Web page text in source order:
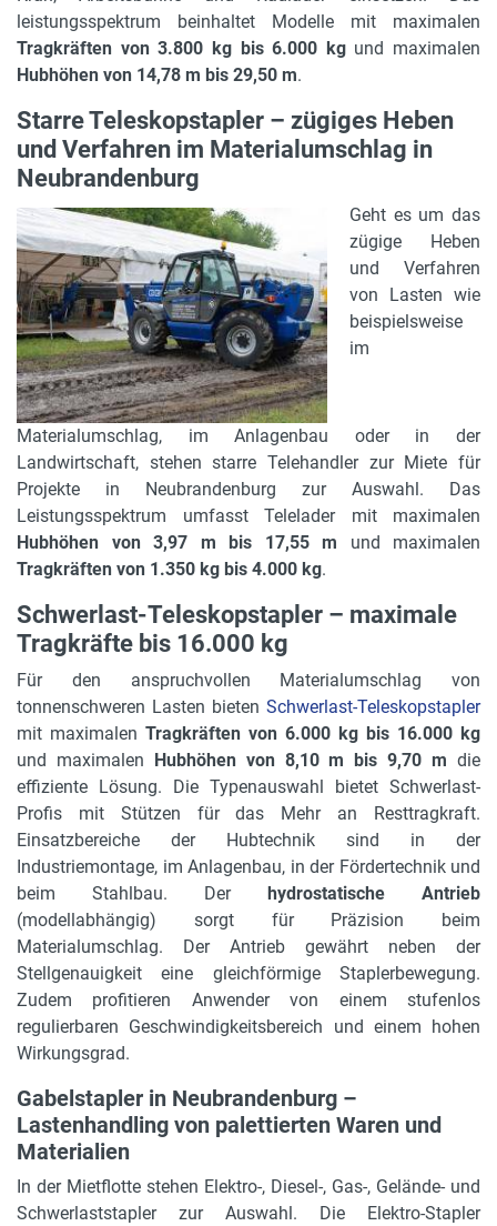
leistungsspektrum beinhaltet Modelle mit maximalen
Tragkräften von 3.800 kg bis 6.000 kgund maximalen
Hubhöhen von 14,78 m bis 29,50 m.
Starre Teleskopstapler – zügiges Heben
und Verfahren im Materialumschlag in
Neubrandenburg
Geht es um das
zügige Heben
und Verfahren
von Lasten wie
beispielsweise
im
Materialumschlag, im Anlagenbau oder in der
Landwirtschaft, stehen starre Telehandler zur Miete für
Projekte in Neubrandenburg zur Auswahl. Das
Leistungsspektrum umfasst Telelader mit maximalen
Hubhöhen von 3,97 m bis 17,55 m und maximalen
Tragkräften von 1.350 kg bis 4.000 kg.
Schwerlast-Teleskopstapler – maximale
Tragkräfte bis 16.000 kg
Für den anspruchvollen Materialumschlag von
tonnenschweren Lasten bieten Schwerlast-Teleskopstapler
mit maximalen Tragkräften von 6.000 kg bis 16.000 kg
und maximalen Hubhöhen von 8,10 m bis 9,70 m die
effiziente Lösung. Die Typenauswahl bietet Schwerlast-
Profis mit Stützen für das Mehr an Resttragkraft.
Einsatzbereiche der Hubtechnik sind in der
Industriemontage, im Anlagenbau, in der Fördertechnik und
beim Stahlbau. Der hydrostatische Antrieb
(modellabhängig) sorgt für Präzision beim
Materialumschlag. Der Antrieb gewährt neben der
Stellgenauigkeit eine gleichförmige Staplerbewegung.
Zudem profitieren Anwender von einem stufenlos
regulierbaren Geschwindigkeitsbereich und einem hohen
Wirkungsgrad.
Gabelstapler in Neubrandenburg –
Lastenhandling von palettierten Waren und
Materialien
In der Mietflotte stehen Elektro-, Diesel-, Gas-, Gelände- und
Schwerlaststapler zur Auswahl. Die Elektro-Stapler